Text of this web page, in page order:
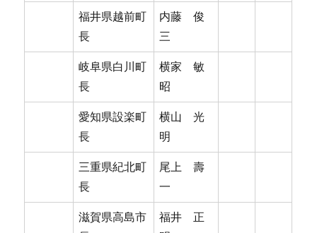
福井県越前町
長
内藤 俊
三
岐阜県白川町
長
横家 敏
昭
愛知県設楽町
長
横山 光
明
三重県紀北町
長
尾上 壽
一
滋賀県高島市
福井 正